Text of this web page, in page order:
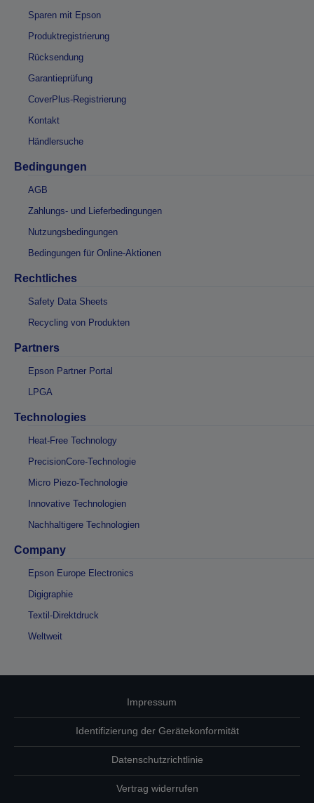
Sparen mit Epson
Produktregistrierung
Rücksendung
Garantieprüfung
CoverPlus-Registrierung
Kontakt
Händlersuche
Bedingungen
AGB
Zahlungs- und Lieferbedingungen
Nutzungsbedingungen
Bedingungen für Online-Aktionen
Rechtliches
Safety Data Sheets
Recycling von Produkten
Partners
Epson Partner Portal
LPGA
Technologies
Heat-Free Technology
PrecisionCore-Technologie
Micro Piezo-Technologie
Innovative Technologien
Nachhaltigere Technologien
Company
Epson Europe Electronics
Digigraphie
Textil-Direktdruck
Weltweit
Impressum
Identifizierung der Gerätekonformität
Datenschutzrichtlinie
Vertrag widerrufen